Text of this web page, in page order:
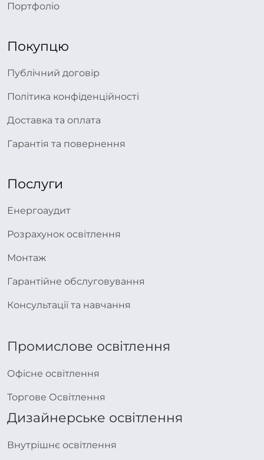
Портфоліо
Покупцю
Публічний договір
Політика конфіденційності
Доставка та оплата
Гарантія та повернення
Послуги
Енергоаудит
Розрахунок освітлення
Монтаж
Гарантійне обслуговування
Консультації та навчання
Промислове освітлення
Офісне освітлення
Торгове Освітлення
Дизайнерське освітлення
Внутрішнє освітлення